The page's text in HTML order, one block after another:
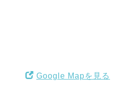
Google Mapを見る